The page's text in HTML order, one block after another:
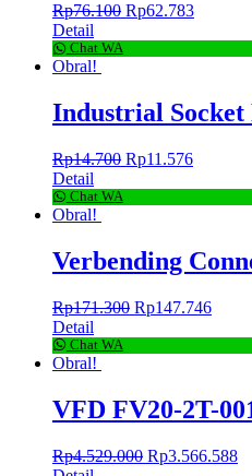
Rp76.100 Rp62.783
Detail
Chat WA
Obral!
Industrial Socket
Rp14.700 Rp11.576
Detail
Chat WA
Obral!
Verbending
Rp171.300 Rp147.746
Detail
Chat WA
Obral!
VFD FV20-2T-
Rp4.529.000 Rp3.566.588